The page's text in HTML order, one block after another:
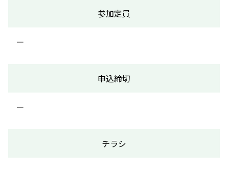
参加定員
ー
申込締切
ー
チラシ